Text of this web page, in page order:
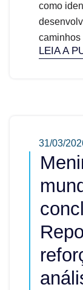
como
caminhos
LEIA A
31/03/